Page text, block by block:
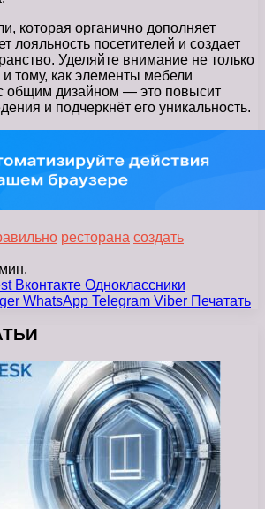
которая органично дополняет
лояльность посетителей и создает
Уделяйте внимание не только
тому, как элементы мебели
общим дизайном — это повысит
и подчеркнёт его уникальность.
ресторана создать
Вконтакте Одноклассники
WhatsApp Telegram Viber Печатать